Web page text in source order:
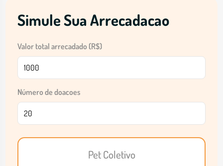
Simule Sua Arrecadacao
Valor total arrecadado (R$)
Número de doacoes
Pet Coletivo